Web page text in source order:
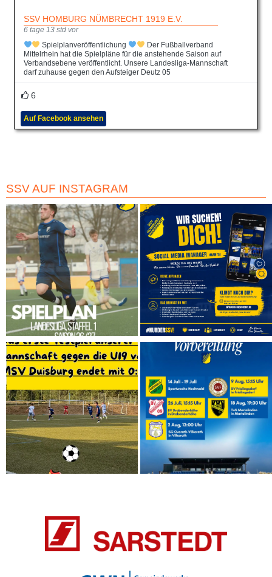
SSV HOMBURG NÜMBRECHT 1919 E.V.
6 tage 13 std vor
Spielplanveröffentlichung
Der Fußballverband
Mittelrhein hat die Spielpläne für die anstehende Saison auf
Verbandsebene veröffentlicht. Unsere Landesliga-Mannschaft
darf zuhause gegen den Aufsteiger Deutz 05
6
Auf Facebook ansehen
SSV AUF INSTAGRAM